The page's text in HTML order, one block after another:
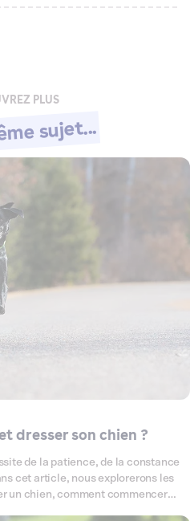
PLUS
sujet...
dresser son chien ?
de la patience, de la constance
cet article, nous explorerons les
un chien, comment commencer